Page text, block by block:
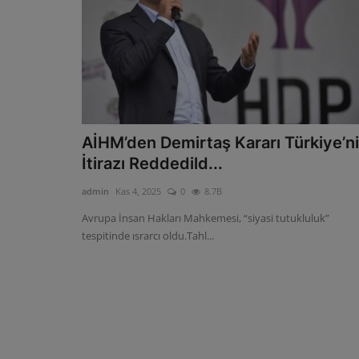
AİHM’den Demirtaş Kararı
İtirazı Reddedild...
admin Kas 4, 2025 0 8.7B
Avrupa İnsan Hakları Mahkemesi, “siyasi tutukluluk”
tespitinde ısrarcı oldu.Tahl...